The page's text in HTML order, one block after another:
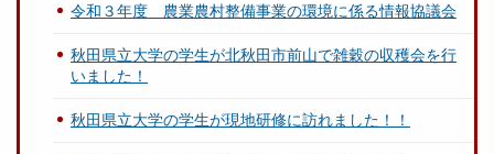
令和３年度 農業農村整備事業の環境に係る情報協議会
秋田県立大学の学生が北秋田市前山で雑穀の収穫会を行
いました！
秋田県立大学の学生が現地研修に訪れました！！